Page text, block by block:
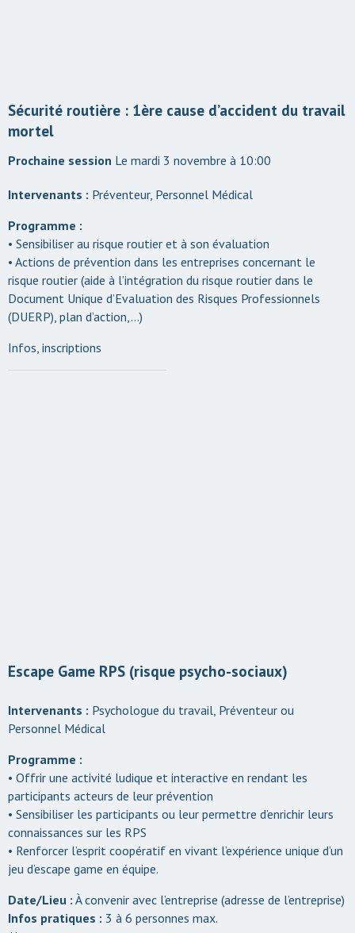
Sécurité routière : 1ère cause d’accident du travail
mortel
Le mardi 3 novembre à 10:00
Intervenants : Préventeur, Personnel Médical
Programme :
• Sensibiliser au risque routier et à son évaluation
• Actions de prévention dans les entreprises concernant le
risque routier (aide à l’intégration du risque routier dans le
Document Unique d’Evaluation des Risques Professionnels
(DUERP), plan d’action,…)
Infos, inscriptions
Escape Game RPS (risque psycho-sociaux)
Intervenants : Psychologue du travail, Préventeur ou
Personnel Médical
Programme :
• Offrir une activité ludique et interactive en rendant les
participants acteurs de leur prévention
• Sensibiliser les participants ou leur permettre d’enrichir leurs
connaissances sur les RPS
• Renforcer l’esprit coopératif en vivant l’expérience unique d’un
jeu d’escape game en équipe.
Date/Lieu : À convenir avec l’entreprise (adresse de l’entreprise)
Infos pratiques : 3 à 6 personnes max.